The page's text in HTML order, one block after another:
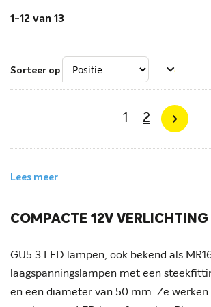
1 -12 van 13
Sorteer op
Pagina
U lees
1 Pagina
2
Pagina
Volgende
Lees meer
COMPACTE 12V VERLICHTING
GU5.3 LED lampen, ook bekend als
laagspanningslampen met een
en een diameter van 50 mm. Ze werken